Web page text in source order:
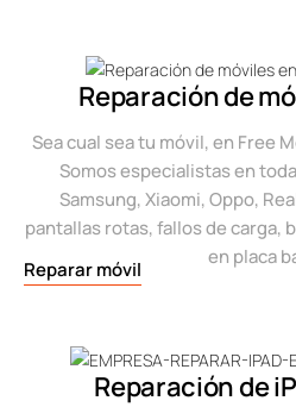
Reparación de
Sea cual sea tu móvil, en Free
Somos especialistas en
Samsung, Xiaomi, Oppo,
pantallas rotas, fallos de carga,
en placa
Reparar móvil
Reparación de